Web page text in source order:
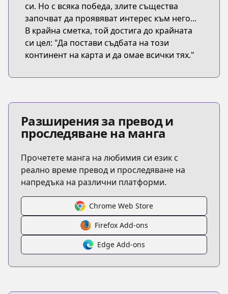
си. Но с всяка победа, злите същества
започват да проявяват интерес към него...
В крайна сметка, той достига до крайната
си цел: "Да постави съдбата на този
континент на карта и да омае всички тях."
Разширения за превод и
проследяване на манга
Прочетете манга на любимия си език с
реално време превод и проследяване на
напредъка на различни платформи.
Chrome Web Store
Firefox Add-ons
Edge Add-ons